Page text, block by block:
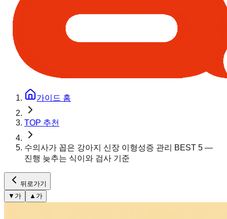
가이드 홈
TOP 추천
수의사가 꼽은 강아지 신장 이형성증 관리 BEST 5 —
진행 늦추는 식이와 검사 기준
뒤로가기
▼ 가 ▲ 가